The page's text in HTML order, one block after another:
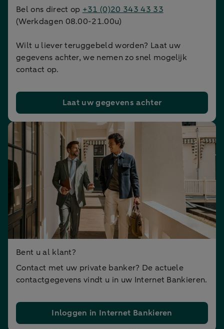
Bel ons direct op +31 (0)20 343 43 33
(Werkdagen 08.00-21.00u)
Wilt u liever teruggebeld worden? Laat uw
gegevens achter, we nemen zo snel mogelijk
contact op.
Laat uw gegevens achter
Bent u al klant?
Contact met uw private banker? De actuele
contactgegevens vindt u in uw Internet Bankieren.
Inloggen in Internet Bankieren